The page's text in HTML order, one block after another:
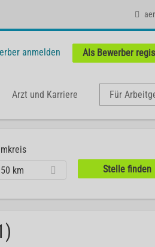
anmelden Als Bewerber
Arzt und Karriere Für
50 km